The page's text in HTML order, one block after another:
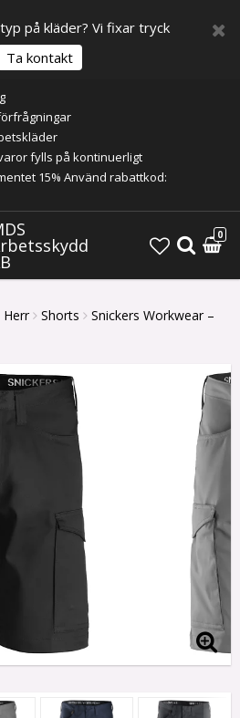
på kläder? Vi fixar tryck
Ta kontakt
fylls på kontinuerligt
15% Använd rabattkod:
0
Herr Shorts
Snickers Workwear –